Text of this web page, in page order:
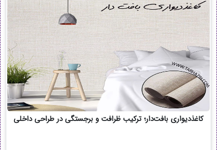
کاغذدیواری بافت‌دار؛ ترکیب ظرافت و برجستگی در طراحی داخلی